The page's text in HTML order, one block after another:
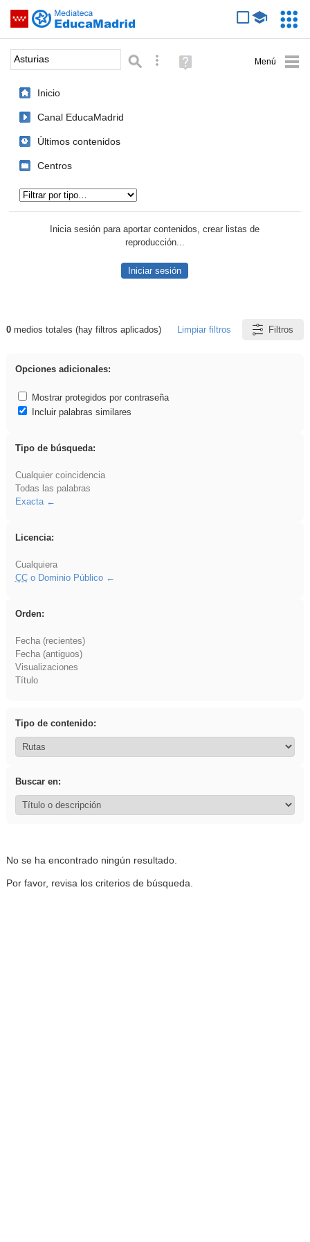
Saltar navegación
Palabra o frase: Búsqueda avanzada
Ayuda
(en
Inicio
Canal EducaMadrid
Últimos contenidos
Centros
Inicia sesión para aportar contenidos, crear listas de
reproducción...
Iniciar sesión
Resultados de: Asturias
0medios totales (hay filtros aplicados) Limpiar filtros Filtros
Opciones adicionales:
Mostrar protegidos por contraseña
Incluir palabras similares
Tipo de búsqueda:
Cualquier coincidencia
Todas las palabras
Exacta
Licencia:
Cualquiera
CCo Dominio Público
Orden:
Fecha (recientes)
Fecha (antiguos)
Visualizaciones
Título
Tipo de contenido:
Buscar en:
No se ha encontrado ningún resultado.
Por favor, revisa los criterios de búsqueda.